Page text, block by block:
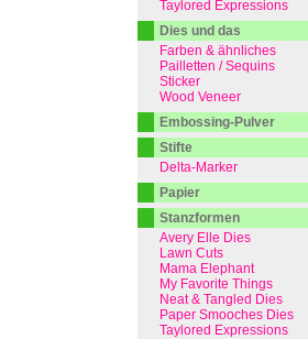
Taylored Expressions
Dies und das
Farben & ähnliches
Pailletten / Sequins
Sticker
Wood Veneer
Embossing-Pulver
Stifte
Delta-Marker
Papier
Stanzformen
Avery Elle Dies
Lawn Cuts
Mama Elephant
My Favorite Things
Neat & Tangled Dies
Paper Smooches Dies
Taylored Expressions